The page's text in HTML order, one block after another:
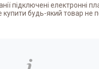
підключені електронні
будь-який товар не